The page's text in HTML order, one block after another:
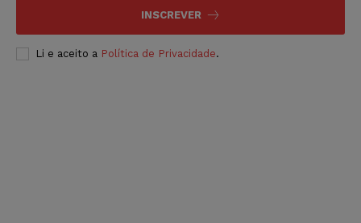
INSCREVER
Li e aceito a Política de Privacidade.